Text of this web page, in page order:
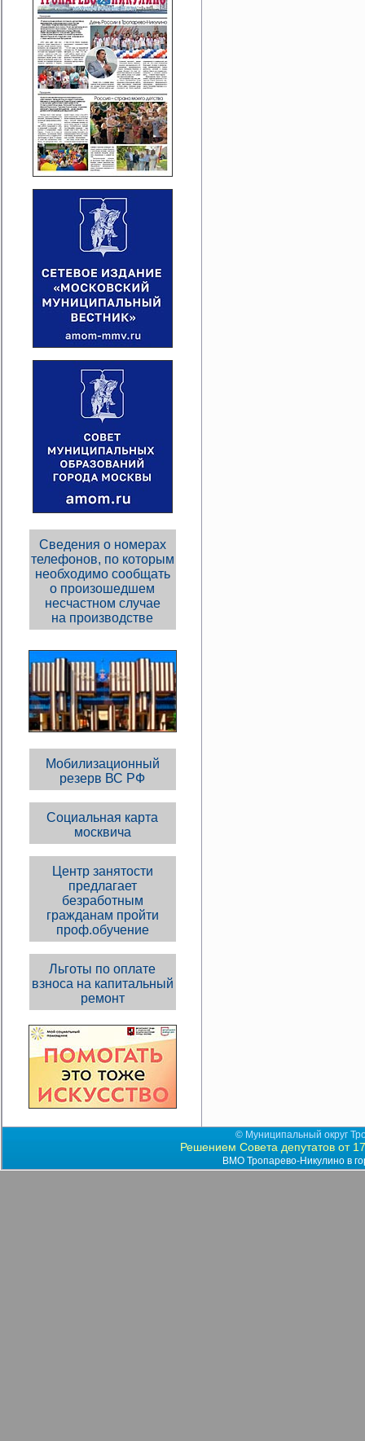
Сведения о номерах
телефонов, по которым
необходимо сообщать
о произошедшем
несчастном случае
на производстве
Мобилизационный
резерв ВС РФ
Социальная карта
москвича
Центр занятости
предлагает
безработным
гражданам пройти
проф.обучение
Льготы по оплате
взноса на капитальный
ремонт
© Муниципальный округ
Решением Совета депутатов от
ВМО Тропарево-Никулино в